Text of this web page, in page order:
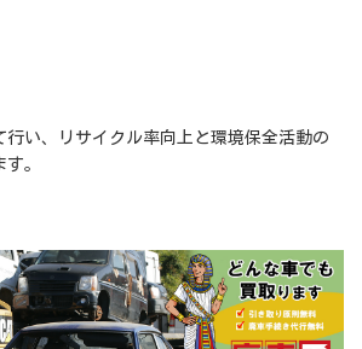
行い、リサイクル率向上と環境保全活動の
。